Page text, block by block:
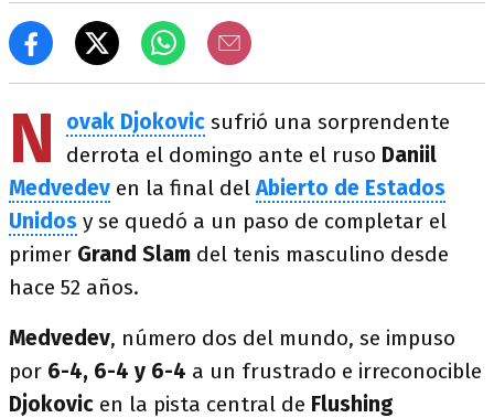
N ovak Djokovic sufrió una sorprendente
derrota el domingo ante el ruso Daniil
Medvedev en la final delAbierto de Estados
Unidos y se quedó a un paso de completar el
primer Grand Slam del tenis masculino desde
hace 52 años.
Medvedev, número dos del mundo, se impuso
por 6-4, 6-4 y 6-4 a un frustrado e irreconocible
Djokovic en la pista central de Flushing